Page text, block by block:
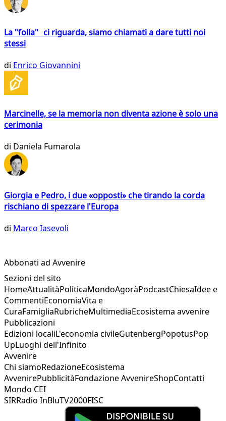
La "folla" ci riguarda, siamo chiamati a dare tutti noi
stessi
di Enrico Giovannini
Marcinelle, se la memoria non diventa azione è solo una
cerimonia
di Daniela Fumarola
Giorgia e Pedro, i due «opposti» che tirando la corda
rischiano di spezzare l'Europa
di Marco Iasevoli
Abbonati ad Avvenire
Sezioni del sito
HomeAttualitàPoliticaMondoAgoràPodcastChiesaIdee e
CommentiEconomiaVita e
CuraFamigliaRubricheMultimediaEcosistema avvenire
Pubblicazioni
Edizioni localiL'economia civileGutenbergPopotusPop
UpLuoghi dell'Infinito
Avvenire
Chi siamoRedazioneEcosistema
AvvenirePubblicitàFondazione AvvenireShopContatti
Mondo CEI
SIRRadio InBluTV2000FISC